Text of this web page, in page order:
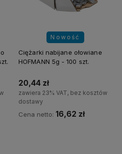
Nowość
Ciężarki nabijane ołowiane
HOFMANN 5g - 100 szt.
20,44 zł
zawiera 23% VAT, bez kosztów
dostawy
Cena netto: 16,62 zł